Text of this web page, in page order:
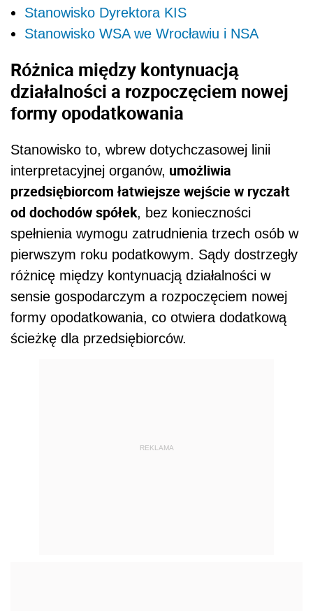
Stanowisko Dyrektora KIS
Stanowisko WSA we Wrocławiu i NSA
Różnica między kontynuacją
działalności a rozpoczęciem nowej
formy opodatkowania
Stanowisko to, wbrew dotychczasowej linii
interpretacyjnej organów, umożliwia
przedsiębiorcom łatwiejsze wejście w ryczałt
od dochodów spółek, bez konieczności
spełnienia wymogu zatrudnienia trzech osób w
pierwszym roku podatkowym. Sądy dostrzegły
różnicę między kontynuacją działalności w
sensie gospodarczym a rozpoczęciem nowej
formy opodatkowania, co otwiera dodatkową
ścieżkę dla przedsiębiorców.
REKLAMA